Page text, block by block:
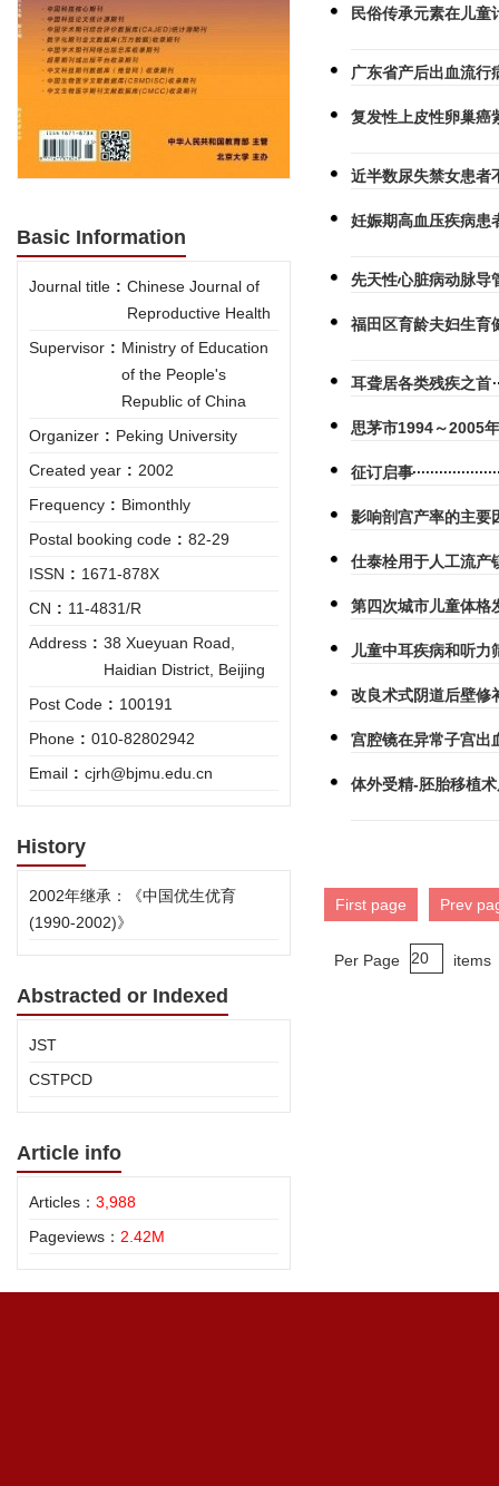
Basic Information
Journal title : Chinese Journal of
Reproductive Health
Supervisor : Ministry of Education
of the People's
Republic of China
Organizer : Peking University
Created year : 2002
Frequency : Bimonthly
Postal booking code : 82-29
ISSN : 1671-878X
CN : 11-4831/R
Address : 38 Xueyuan Road,
Haidian District, Beijing
Post Code : 100191
Phone : 010-82802942
Email : cjrh@bjmu.edu.cn
History
2002年继承：《中国优生优育
(1990-2002)》
Abstracted or Indexed
JST
CSTPCD
Article info
Articles： 3,988
Pageviews： 2.42M
民俗传承元素在儿童
广东省产后出血流行
复发性上皮性卵巢癌
近半数尿失禁女患者
妊娠期高血压疾病患
先天性心脏病动脉导
福田区育龄夫妇生育
耳聋居各类残疾之首
思茅市1994～2005
征订启事
影响剖宫产率的主要
仕泰栓用于人工流产
第四次城市儿童体格
儿童中耳疾病和听力
改良术式阴道后壁修
宫腔镜在异常子宫出
体外受精-胚胎移植
First page Prev
Per Page items